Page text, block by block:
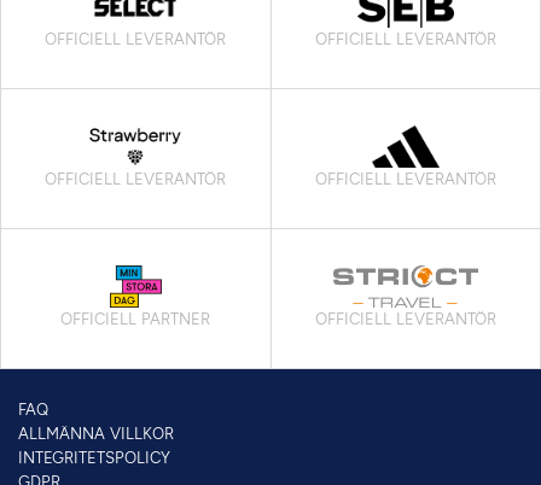
OFFICIELL LEVERANTÖR OFFICIELL LEVERANTÖR
OFFICIELL LEVERANTÖR OFFICIELL LEVERANTÖR
OFFICIELL PARTNER OFFICIELL LEVERANTÖR
FAQ
ALLMÄNNA VILLKOR
INTEGRITETSPOLICY